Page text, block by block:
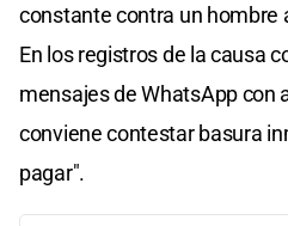
constante contra un hombre
En los registros de la causa
mensajes de WhatsApp con
conviene contestar basura
pagar".